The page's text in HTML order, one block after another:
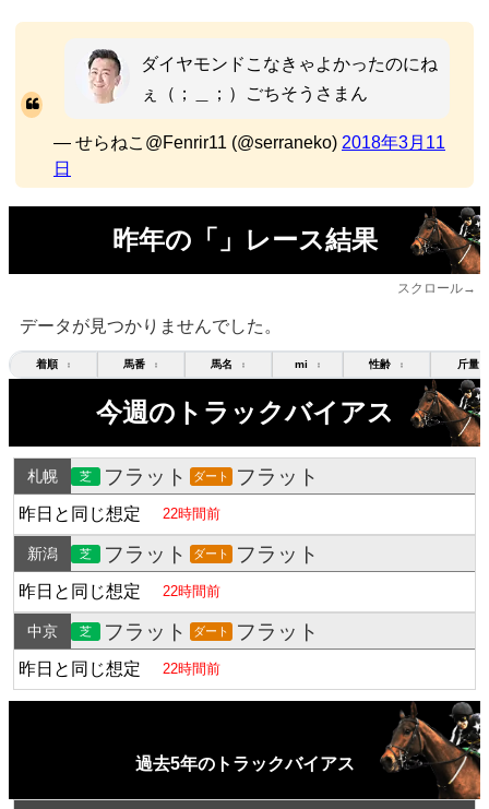
ダイヤモンドこなきゃよかったのにね
ぇ（；＿；）ごちそうさまん
— せらねこ@Fenrir11 (@serraneko) 2018年3月11
日
昨年の「」レース結果
スクロール→
データが見つかりませんでした。
着順 ↕ 馬番 ↕ 馬名 ↕ mi ↕ 性齢 ↕ 斤量
今週のトラックバイアス
札幌 芝 フラット ダート フラット
昨日と同じ想定 22時間前
新潟 芝 フラット ダート フラット
昨日と同じ想定 22時間前
中京 芝 フラット ダート フラット
昨日と同じ想定 22時間前
過去5年のトラックバイアス